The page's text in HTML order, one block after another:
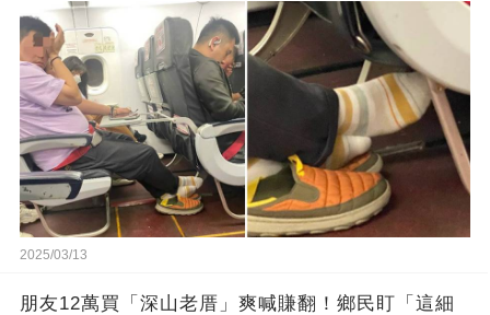
2025/03/13
朋友12萬買「深山老厝」爽喊賺翻！鄉民盯「這細